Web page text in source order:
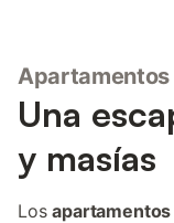
Apartamentos
Una
y masías
Los